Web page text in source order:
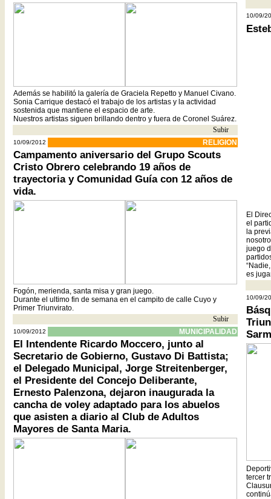
Además se habilitó la galería de Graciela Repetto y Manuel Civano.
Sonia Carrique destacó el trabajo de los artistas y la actividad
sostenida que mantiene el espacio de arte.
Nuestros artistas siguen brillando dentro y fuera de Coronel Suárez.
Subir
10/09/2012 RELIGION
Campamento aniversario del Grupo Scouts
Cristo Obrero celebrando 19 años de
trayectoria y Comunidad Guía con 12 años de
vida.
Fogón, merienda, santa misa y gran juego.
Durante el ultimo fin de semana en el campito de calle Cuyo y
Primer Triunvirato.
Subir
10/09/2012 MUNICIPALIDAD
El Intendente Ricardo Moccero, junto al
Secretario de Gobierno, Gustavo Di Battista;
el Delegado Municipal, Jorge Streitenberger,
el Presidente del Concejo Deliberante,
Ernesto Palenzona, dejaron inaugurada la
cancha de voley adaptado para los abuelos
que asisten a diario al Club de Adultos
Mayores de Santa Maria.
10/09/
El
el
la
juego
es
10/09/
tercer